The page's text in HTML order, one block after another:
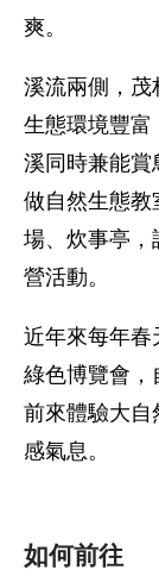
爽。
溪流兩側，茂
生態環境豐富
溪同時兼能賞
做自然生態教
場、炊事亭，
營活動。
近年來每年春
綠色博覽會，
前來體驗大自
感氣息。
如何前往